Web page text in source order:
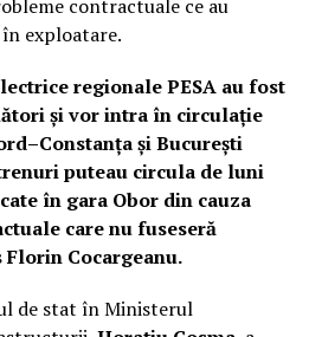
contractuale ce au
exploatare.
regionale PESA au fost
și vor intra în circulație
și București
puteau circula de luni
în gara Obor din cauza
care nu fuseseră
Cocargeanu.
de stat în Ministerul